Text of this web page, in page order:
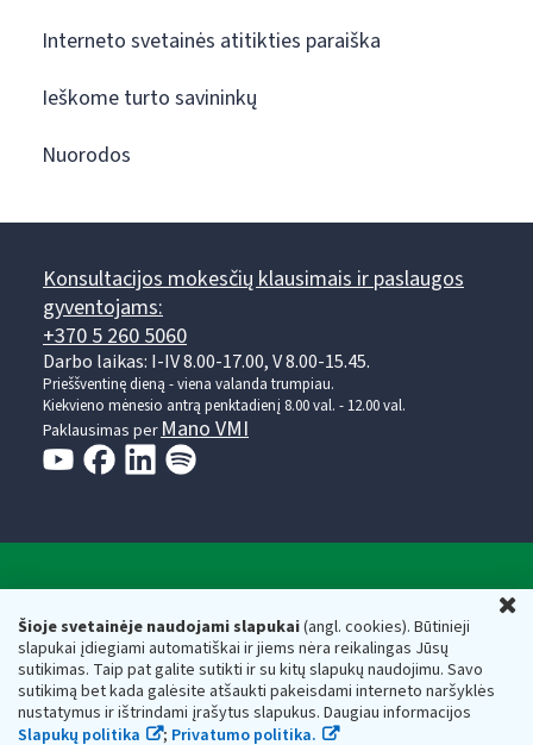
Šioje svetainėje naudojami slapukai(angl. cookies). Būtinieji
slapukai įdiegiami automatiškai ir jiems nėra reikalingas Jūsų
sutikimas. Taip pat galite sutikti ir su kitų slapukų naudojimu. Savo
sutikimą bet kada galėsite atšaukti pakeisdami interneto naršyklės
nustatymus ir ištrindami įrašytus slapukus. Daugiau informacijos
Slapukų politika
; Privatumo politika.
Interneto svetainės atitikties paraiška
Ieškome turto savininkų
Nuorodos
Konsultacijos mokesčių klausimais ir paslaugos
gyventojams:
+370 5 260 5060
Darbo laikas: I-IV 8.00-17.00, V 8.00-15.45.
Prieššventinę dieną - viena valanda trumpiau.
Kiekvieno mėnesio antrą penktadienį 8.00 val. - 12.00 val.
Paklausimas per Mano VMI
Respublikos finansų ministerijos
Biudžetinė įstaiga. Juridinio asmens kodas — 188659752,
adresas: Vasario 16-osios g. 14, 01107 Vilnius, Lietuva, el.paštas:
vmi@vmi.lt, E. pristatymo dėžutės adresas 188659752
Duomenys apie Valstybinę mokesčių inspekciją prie Lietuvos